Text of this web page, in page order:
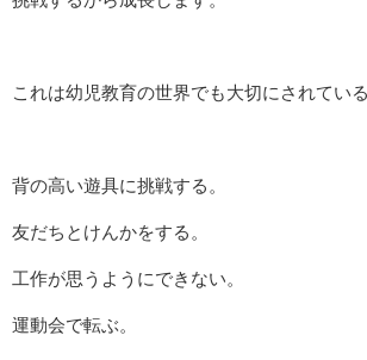
これは幼児教育の世界でも大切にされてい
背の高い遊具に挑戦する。
友だちとけんかをする。
工作が思うようにできない。
運動会で転ぶ。